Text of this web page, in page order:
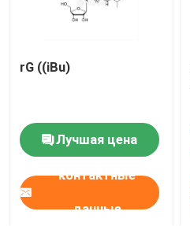
rG ((iBu)
Лучшая цена
контактные
данные